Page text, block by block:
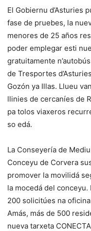
El Gobiernu d’Asturies
fase de pruebes, la
menores de 25 años
poder emplegar esti
gratuitamente
de Tresportes
Gozón ya Illas. Llueu
llinies de cercaníes de
pa tolos viaxeros
so edá.
La Conseyería de
Conceyu de Corvera
promover la movilidá
la mocedá del
200 solicitúes na
Amás, más de 500
nueva tarxeta